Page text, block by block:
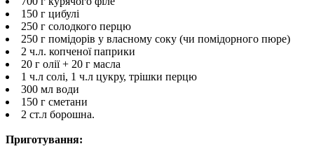
150 г цибулі
250 г солодкого перцю
250 г помідорів у власному соку (чи помідорного пюре)
2 ч.л. копченої паприки
20 г олії + 20 г масла
1 ч.л солі, 1 ч.л цукру, трішки перцю
300 мл води
150 г сметани
2 ст.л борошна.
Приготування: